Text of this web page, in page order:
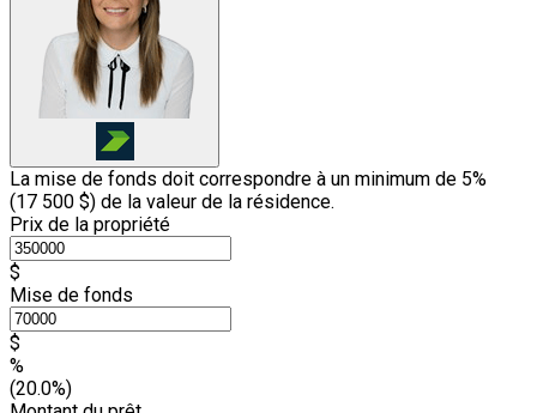
La mise de fonds doit correspondre à un minimum de 5%
(17 500 $) de la valeur de la résidence.
Prix de la propriété
$
Mise de fonds
$
%
(20.0%)